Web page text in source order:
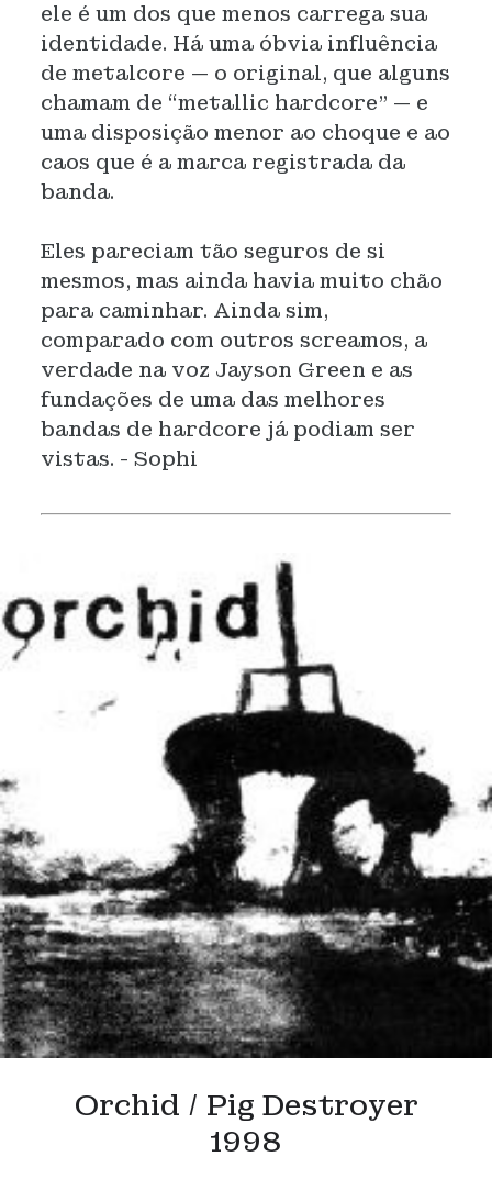
ele é um dos que menos carrega sua
identidade. Há uma óbvia influência
de metalcore — o original, que alguns
chamam de “metallic hardcore” — e
uma disposição menor ao choque e ao
caos que é a marca registrada da
banda.
Eles pareciam tão seguros de si
mesmos, mas ainda havia muito chão
para caminhar. Ainda sim,
comparado com outros screamos, a
verdade na voz Jayson Green e as
fundações de uma das melhores
bandas de hardcore já podiam ser
vistas. - Sophi
Orchid / Pig Destroyer
1998